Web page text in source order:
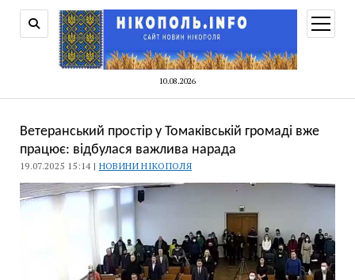
10.08.2026
меню
Ветеранський простір у Томаківській громаді вже
працює: відбулася важлива нарада
19.07.2025 15:14 | НОВИНИ НІКОПОЛЯ